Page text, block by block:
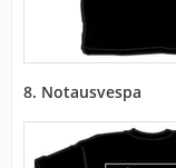
8. Notausvespa